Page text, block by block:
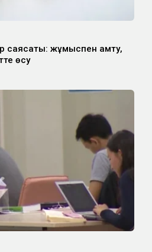
саясаты: жұмыспен қамту,
өсу